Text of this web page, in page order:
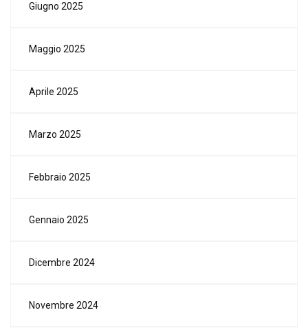
Giugno 2025
Maggio 2025
Aprile 2025
Marzo 2025
Febbraio 2025
Gennaio 2025
Dicembre 2024
Novembre 2024